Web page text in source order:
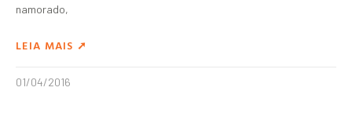
namorado,
LEIA MAIS ➚
01/04/2016